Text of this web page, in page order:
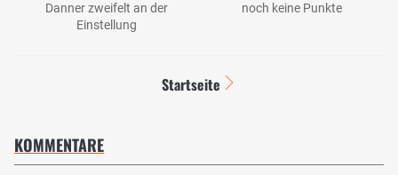
Danner zweifelt an der
Einstellung
noch keine Punkte
Startseite
KOMMENTARE